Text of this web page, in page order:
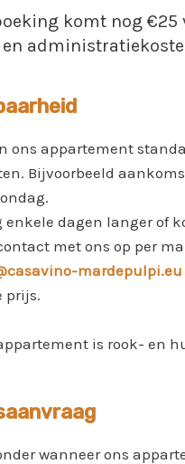
komt nog €25
ons appartement
Bijvoorbeeld
enkele dagen langer of
met ons op per
mardepulpi.eu
prijs.
is rook- en
wanneer ons